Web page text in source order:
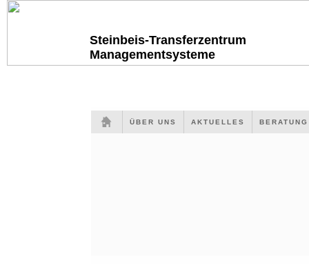
Steinbeis-Transferzentrum
Managementsysteme
ÜBER UNS AKTUELLES